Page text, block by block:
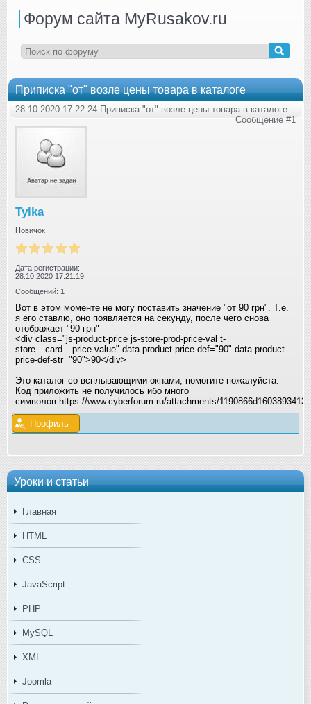
Уроки и статьи
Главная
HTML
CSS
JavaScript
PHP
MySQL
XML
Joomla
Форум сайта MyRusakov.ru
Приписка "от" возле цены товара в каталоге
28.10.2020 17:22:24 Приписка "от" возле цены товара в каталоге
Сообщение #1
Tylka
Новичок
Дата регистрации:
28.10.2020 17:21:19
Сообщений: 1
Вот в этом моменте не могу поставить значение "от 90 грн". Т.е.
я его ставлю, оно появляется на секунду, после чего снова
отображает "90 грн"
<div class="js-product-price js-store-prod-price-val t-
store__card__price-value" data-product-price-def="90" data-product-
price-def-str="90">90</div>
Это каталог со всплывающими окнами, помогите пожалуйста.
Код приложить не получилось ибо много
символов.https://www.cyberforum.ru/attachments/1190866d1603893413
Профиль